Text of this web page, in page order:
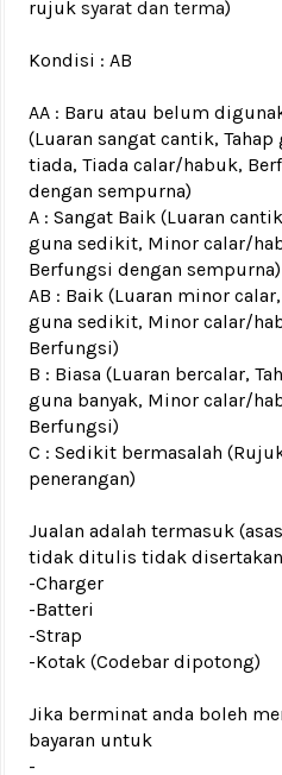
rujuk syarat dan terma)
Kondisi : AB
AA : Baru atau belum
(Luaran sangat cantik, Tahap
tiada, Tiada calar/habuk,
dengan sempurna)
A : Sangat Baik (Luaran
guna sedikit, Minor calar/
Berfungsi dengan sempurna)
AB : Baik (Luaran minor calar,
guna sedikit, Minor calar/
Berfungsi)
B : Biasa (Luaran bercalar,
guna banyak, Minor calar/
Berfungsi)
C : Sedikit bermasalah
penerangan)
Jualan adalah termasuk
tidak ditulis tidak
-Charger
-Batteri
-Strap
-Kotak (Codebar dipotong)
Jika berminat anda boleh
bayaran untuk
-